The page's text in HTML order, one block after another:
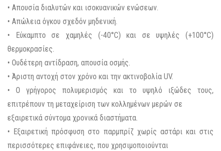
• Απουσία διαλυτών και ισοκυανικών ενώσεων.
• Απώλεια όγκου σχεδόν μηδενική.
• Εύκαμπτο σε χαμηλές (-40°C) και σε υψηλές (+100°C)
θερμοκρασίες.
• Ουδέτερη αντίδραση, απουσία οσμής.
• Άριστη αντοχή στον χρόνο και την ακτινοβολία UV.
• Ο γρήγορος πολυμερισμός και το υψηλό ιξώδες τους,
επιτρέπουν τη μεταχείριση των κολλημένων μερών σε
εξαιρετικά σύντομα χρονικά διαστήματα.
• Εξαιρετική πρόσφυση στο παρμπρίζ χωρίς αστάρι και στις
περισσότερες επιφάνειες, που χρησιμοποιούνται